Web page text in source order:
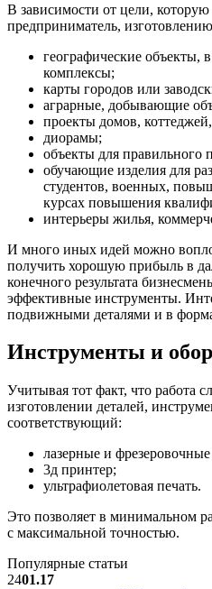
В зависимости от цели, которую
предприниматель,
географические
комплексы;
карты городов или
аграрные, добывающие
проекты домов,
диорамы;
объекты для правильного
обучающие изделия для
студентов, военных,
курсах повышения
интерьеры жилья,
И много иных идей можно
получить хорошую прибыль в
конечного результата
эффективные инструменты.
подвижными деталями и в
Инструменты и
Учитывая тот факт, что работа
изготовлении деталей,
соответствующий:
лазерные и
3д принтер;
ультрафиолетовая печать.
Это позволяет в минимальном
с максимальной точностью.
Популярные статьи
2401.17